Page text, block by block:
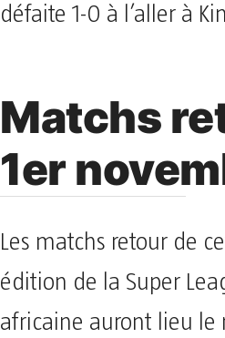
défaite 1-0 à l’aller à
Matchs
1er
Les matchs retour de
édition de la Super
africaine auront lieu le